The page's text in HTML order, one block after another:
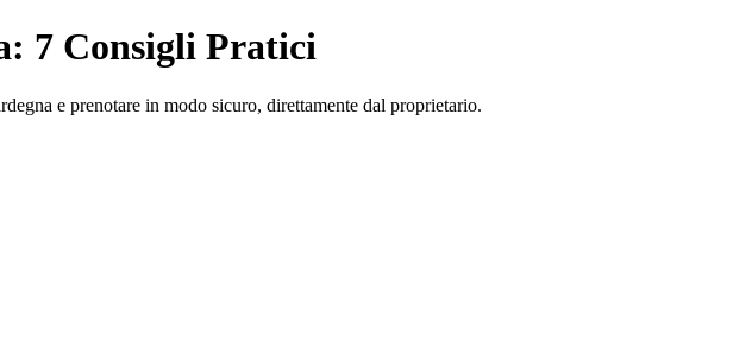
7 Consigli Pratici
e prenotare in modo sicuro, direttamente dal proprietario.